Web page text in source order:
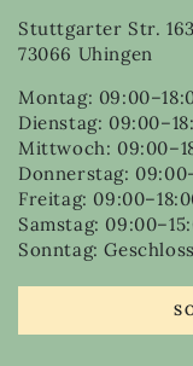
Stuttgarter Str. 163
73066 Uhingen
Montag:
Dienstag:
Mittwoch:
Donnerstag:
Freitag:
Samstag:
Sonntag: